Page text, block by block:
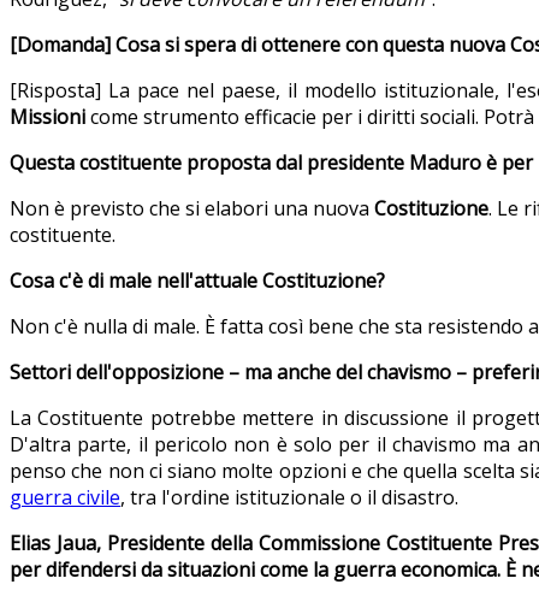
[Domanda] Cosa si spera di ottenere con questa nuova
[Risposta] La pace nel paese, il modello istituzionale,
Missionicome strumento efficacie per i diritti sociali.
Questa costituente proposta dal presidente Maduro è
Non è previsto che si elabori una nuova Costituzione. Le
costituente.
Cosa c'è di male nell'attuale Costituzione?
Non c'è nulla di male. È fatta così bene che sta resistendo
Settori dell'opposizione – ma anche del chavismo –
La Costituente potrebbe mettere in discussione il
D'altra parte, il pericolo non è solo per il chavismo ma
penso che non ci siano molte opzioni e che quella scelta
guerra civile, tra l'ordine istituzionale o il disastro.
Elias Jaua, Presidente della Commissione Costituente
per difendersi da situazioni come la guerra economica. È